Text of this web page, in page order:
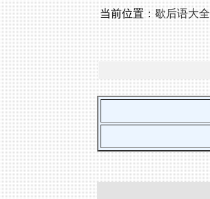
当前位置：歇后语大全